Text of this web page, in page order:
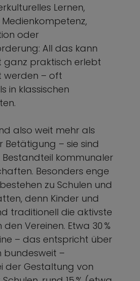
Lernen,
oder
All das kann
ganz praktisch erlebt
werden – oft
in klassischen
also weit mehr als
Betätigung – sie sind
kommunaler
Besonders enge
zu Schulen und
denn Kinder und
traditionell die aktivste
Vereinen. Etwa 30 %
– das entspricht über
bundesweit –
der Gestaltung von